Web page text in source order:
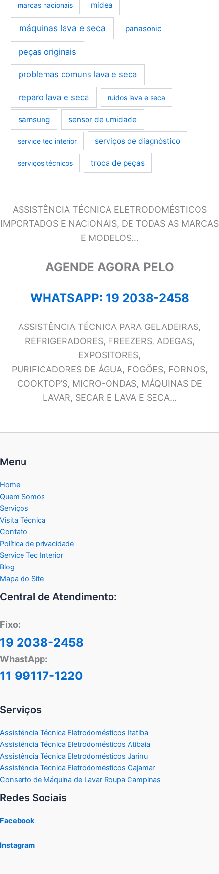
marcas nacionais midea
máquinas lava e seca panasonic
peças originais
problemas comuns lava e seca
reparo lava e seca ruídos lava e seca
samsung sensor de umidade
service tec interior serviços de diagnóstico
serviços técnicos troca de peças
ASSISTÊNCIA TÉCNICA ELETRODOMÉSTICOS
IMPORTADOS E NACIONAIS, DE TODAS AS MARCAS
E MODELOS…
AGENDE AGORA PELO
WHATSAPP: 19 2038-2458
ASSISTÊNCIA TÉCNICA PARA GELADEIRAS,
REFRIGERADORES, FREEZERS, ADEGAS,
EXPOSITORES,
PURIFICADORES DE ÁGUA, FOGÕES, FORNOS,
COOKTOP’S, MICRO-ONDAS, MÁQUINAS DE
LAVAR, SECAR E LAVA E SECA…
Menu
Home
Quem Somos
Serviços
Visita Técnica
Contato
Política de privacidade
Service Tec Interior
Blog
Mapa do Site
Central de Atendimento:
Fixo:
19 2038-2458
WhastApp:
11 99117-1220
Serviços
Assistência Técnica Eletrodomésticos Itatiba
Assistência Técnica Eletrodomésticos Atibaia
Assistência Técnica Eletrodomésticos Jarinu
Assistência Técnica Eletrodomésticos Cajamar
Conserto de Máquina de Lavar Roupa Campinas
Redes Sociais
Facebook
Instagram